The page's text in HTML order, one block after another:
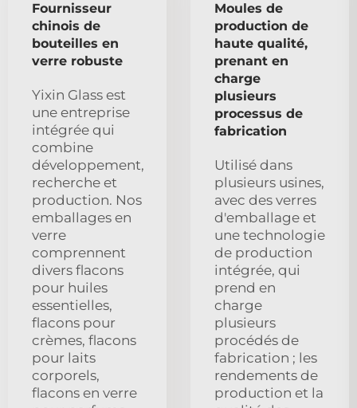
Fournisseur
chinois de
bouteilles en
verre robuste
Yixin Glass est
une entreprise
intégrée qui
combine
développement,
recherche et
production. Nos
emballages en
verre
comprennent
divers flacons
pour huiles
essentielles,
flacons pour
crèmes, flacons
pour laits
corporels,
flacons en verre
Moules de
production de
haute qualité,
prenant en
charge
plusieurs
processus de
fabrication
Utilisé dans
plusieurs usines,
avec des verres
d'emballage et
une technologie
de production
intégrée, qui
prend en
charge
plusieurs
procédés de
fabrication ; les
rendements de
production et la